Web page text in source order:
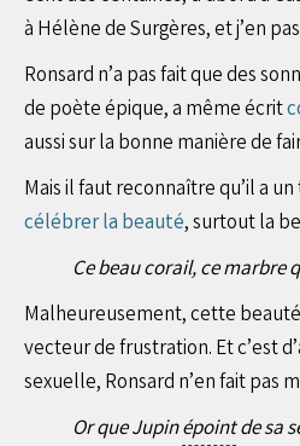
à Hélène de Surgères, et j’en
Ronsard n’a pas fait que des
de poète épique, a même écrit
aussi sur la bonne manière de
Mais il faut reconnaître qu’il a
célébrer la beauté, surtout la
Ce beau corail, ce marbre
Malheureusement, cette
vecteur de frustration. Et c’est
sexuelle, Ronsard n’en fait pas
Or que Jupinépointde sa